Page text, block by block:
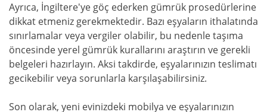
Ayrıca, İngiltere'ye göç ederken gümrük prosedürlerine
dikkat etmeniz gerekmektedir. Bazı eşyaların ithalatında
sınırlamalar veya vergiler olabilir, bu nedenle taşıma
öncesinde yerel gümrük kurallarını araştırın ve gerekli
belgeleri hazırlayın. Aksi takdirde, eşyalarınızın teslimatı
gecikebilir veya sorunlarla karşılaşabilirsiniz.
Son olarak, yeni evinizdeki mobilya ve eşyalarınızın